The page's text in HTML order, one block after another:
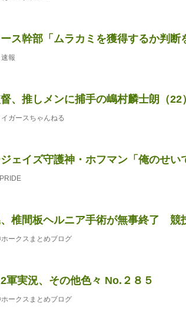
ース幹部「ムラカミを獲得するか判
報
、推しメンに捕手の嶋村麟士朗（
ガースちゃんねる
ェイズ守護神・ホフマン「俺のせい
椎間板ヘルニア手術が無事終了 競
ホークスまとめブログ
軍実況、その他色々 No.２８５
ホークスまとめブログ